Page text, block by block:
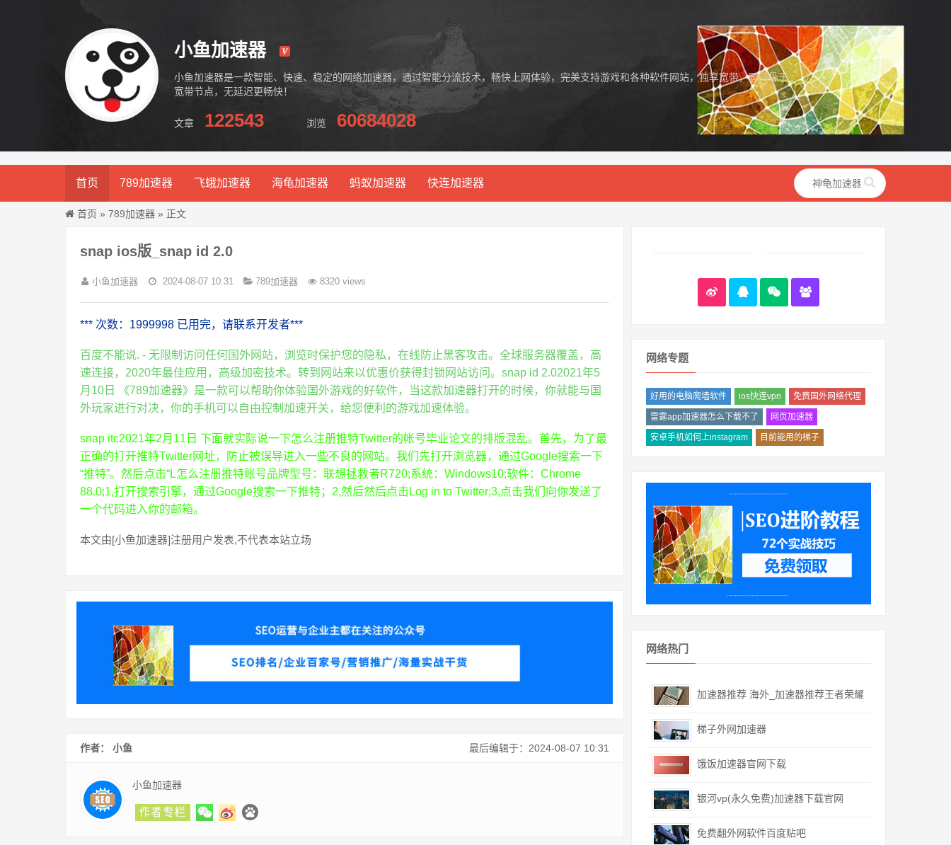
小鱼加速器
小鱼加速器是一款智能、快速、稳定的网络加速器，通过智能分流技术，畅快上网体验，完美支持游戏和各种软件网站，独享宽带，国际骨干
宽带节点，无延迟更畅快！
文章 122543 浏览 60684028
首页 789加速器 飞蛾加速器 海龟加速器 蚂蚁加速器 快连加速器
首页 » 789加速器 » 正文
snap ios版_snap id 2.0
小鱼加速器 2024-08-07 10:31 789加速器 8320 views
*** 次数：1999998 已用完，请联系开发者***
百度不能说. - 无限制访问任何国外网站，浏览时保护您的隐私，在线防止黑客攻击。全球服务器覆盖，高
速连接，2020年最佳应用，高级加密技术。转到网站来以优惠价获得封锁网站访问。snap id 2.02021年5
月10日 《789加速器》是一款可以帮助你体验国外游戏的好软件，当这款加速器打开的时候，你就能与国
外玩家进行对决，你的手机可以自由控制加速开关，给您便利的游戏加速体验。
snap itc2021年2月11日 下面就实际说一下怎么注册推特Twitter的帐号毕业论文的排版混乱。首先，为了最
正确的打开推特Twitter网址，防止被误导进入一些不良的网站。我们先打开浏览器，通过Google搜索一下
“推特”。然后点击“L怎么注册推特账号品牌型号：联想拯救者R720;系统：Windows10;软件：Chrome
88.0;1,打开搜索引擎，通过Google搜索一下推特；2,然后然后点击Log in to Twitter;3,点击我们向你发送了
一个代码进入你的邮箱。
本文由[小鱼加速器]注册用户发表,不代表本站立场
最后编辑于：2024-08-07 10:31
作者： 小鱼
小鱼加速器
网络专题
好用的电脑爬墙软件 ios快连vpn 免费国外网络代理
雷霆app加速器怎么下载不了 网页加速器
安卓手机如何上instagram 目前能用的梯子
网络热门
加速器推荐 海外_加速器推荐王者荣耀
梯子外网加速器
饿饭加速器官网下载
银河vp(永久免费)加速器下载官网
免费翻外网软件百度贴吧